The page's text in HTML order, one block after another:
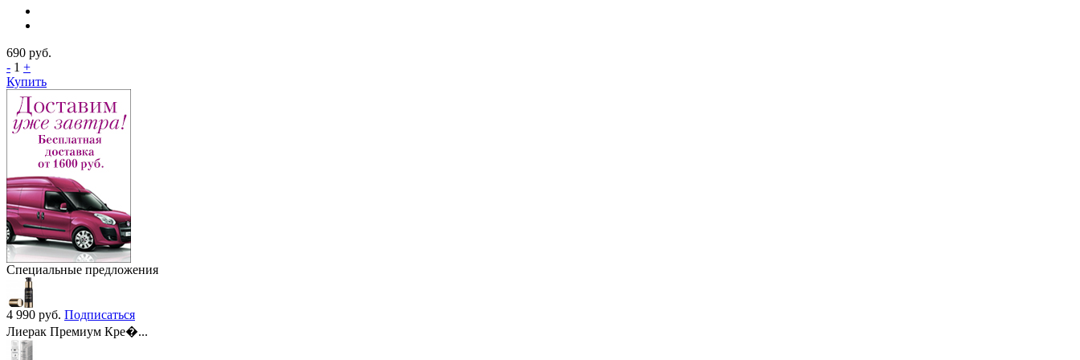
690 руб.
- 1 +
Купить
Специальные предложения
4 990 руб. Подписаться
Лиерак Премиум Кре�...